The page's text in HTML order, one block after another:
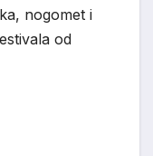
nogomet i
od